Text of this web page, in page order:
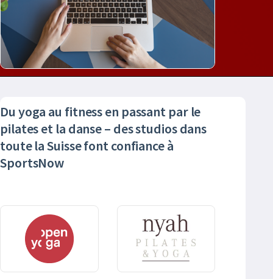
Du yoga au fitness en passant par le
pilates et la danse – des studios dans
toute la Suisse font confiance à
SportsNow